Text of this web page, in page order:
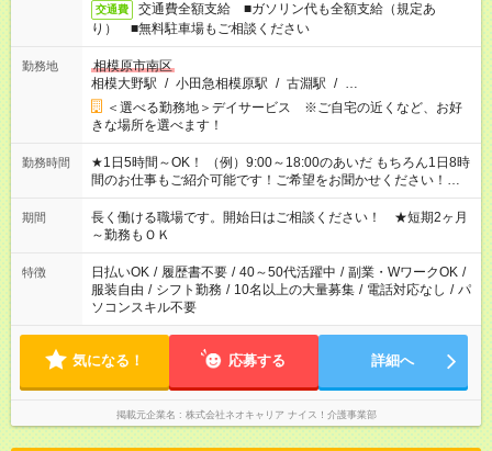
交通費
交通費全額支給 ■ガソリン代も全額支給（規定あ
り） ■無料駐車場もご相談ください
勤務地
相模原市南区
相模大野駅 / 小田急相模原駅 / 古淵駅 / …
＜選べる勤務地＞デイサービス ※ご自宅の近くなど、お好
きな場所を選べます！
勤務時間
★1日5時間～OK！ （例）9:00～18:00のあいだ もちろん1日8時
間のお仕事もご紹介可能です！ご希望をお聞かせください！★家
庭の都合でお休みが必要な場合も遠慮なくご相談ください。 ※
週最低15時間以上の勤務が必要です
期間
長く働ける職場です。開始日はご相談ください！ ★短期2ヶ月
～勤務もＯＫ
特徴 日払いOK / 履歴書不要 / 40～50代活躍中 / 副業・WワークOK /
服装自由 / シフト勤務 / 10名以上の大量募集 / 電話対応なし / パ
ソコンスキル不要
気になる！ 応募する 詳細へ
掲載元企業名 株式会社ネオキャリア ナイス！介護事業部